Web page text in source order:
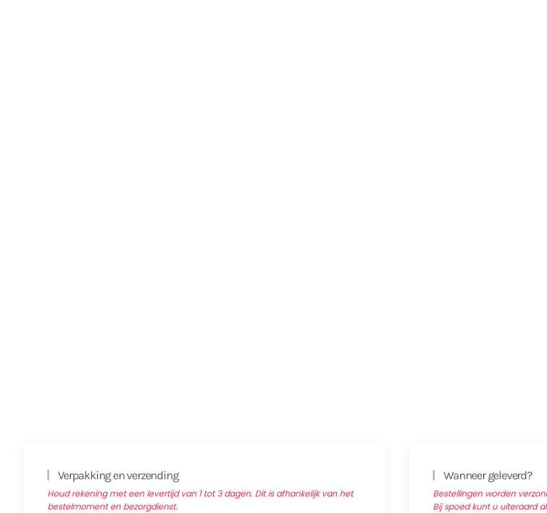
Verpakking en verzending
Houd rekening met een levertijd van 1 tot 3 dagen. Dit is afhankelijk van het
bestelmoment en bezorgdienst.
Wanneer geleverd?
Bestellingen worden
Bij spoed kunt u uiteraard